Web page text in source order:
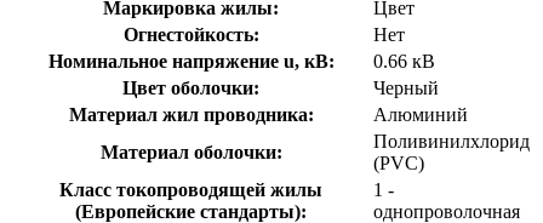
Маркировка жилы:
Цвет
Огнестойкость:
Нет
Номинальное напряжение u, кВ:
0.66 кВ
Цвет оболочки:
Черный
Материал жил проводника:
Алюминий
Материал оболочки:
Поливинилхлорид
(PVC)
Класс токопроводящей жилы
(Европейские стандарты):
1 -
однопроволочная